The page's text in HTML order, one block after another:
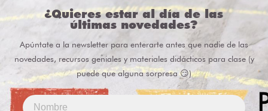
¿Quieres estar al día de las
últimas novedades?
Apúntate a la newsletter para enterarte antes que nadie de las
novedades, recursos geniales y materiales didácticos para clase (y
puede que alguna sorpresa 😏)